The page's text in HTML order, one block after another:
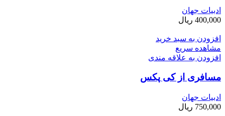
ادبیات جهان
400,000 ریال
افزودن به سبد خرید
مشاهده سریع
افزودن به علاقه مندی
مسافری از کی پکس
ادبیات جهان
750,000 ریال